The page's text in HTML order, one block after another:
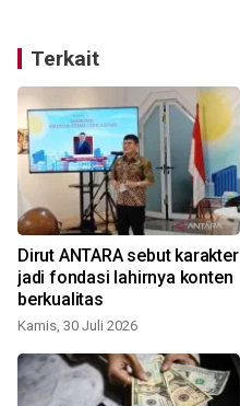
Terkait
Dirut ANTARA sebut karakter
jadi fondasi lahirnya konten
berkualitas
Kamis, 30 Juli 2026